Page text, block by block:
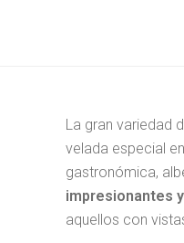
La gran variedad
velada especial
gastronómica,
impresionantes
aquellos con